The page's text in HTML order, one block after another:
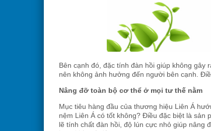
Bên cạnh đó, đặc tính đàn hồi giúp không gây
nên không ảnh hưởng đến người bên cạnh.
Nâng đỡ toàn bộ cơ thể ở mọi tư thế nằm
Mục tiêu hàng đầu của thương hiệu Liên Á
nệm Liên Á có tốt không? Điều đặc biệt là sản
lẽ tính chất đàn hồi, độ lún cực nhỏ giúp nâng